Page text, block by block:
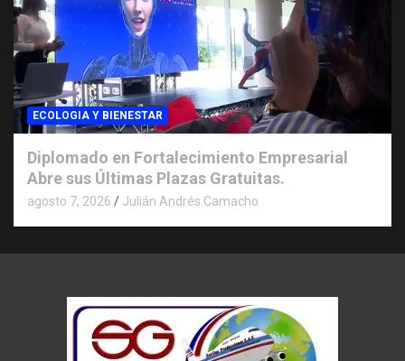
ECOLOGIA Y BIENESTAR
Diplomado en Fortalecimiento Empresarial
Abre sus Últimas Plazas Gratuitas.
agosto 7, 2026 Julián Andrés Camacho